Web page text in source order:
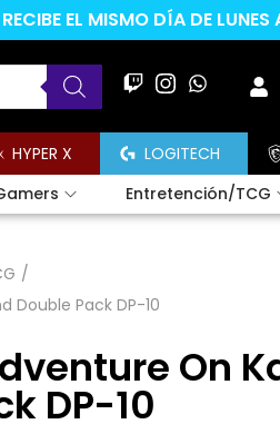
EL MISMO DÍA DE
HYPER X LOGITECH
Entretención/TCG
/
Double Pack DP-10
On
DP-10